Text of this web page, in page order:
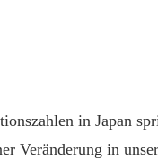
in Japan
Veränderung in